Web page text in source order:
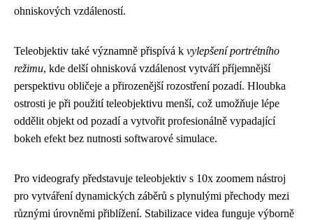
ohniskových vzdáleností.
Teleobjektiv také významně přispívá k vylepšení portrétního
režimu, kde delší ohnisková vzdálenost vytváří příjemnější
perspektivu obličeje a přirozenější rozostření pozadí. Hloubka
ostrosti je při použití teleobjektivu menší, což umožňuje lépe
oddělit objekt od pozadí a vytvořit profesionálně vypadající
bokeh efekt bez nutnosti softwarové simulace.
Pro videografy představuje teleobjektiv s 10x zoomem nástroj
pro vytváření dynamických záběrů s plynulými přechody mezi
různými úrovněmi přiblížení. Stabilizace videa funguje výborně